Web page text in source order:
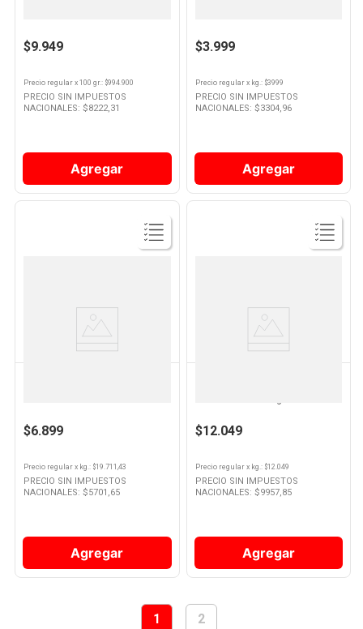
$9.949
Precio regular x 100 gr.: $994.900
PRECIO SIN IMPUESTOS
NACIONALES: $8222,31
Agregar
$3.999
Precio regularx kg.: $3999
PRECIO SIN IMPUESTOS
NACIONALES: $3304,96
Agregar
Ver
Producto
$6.899
Precio regular x kg. : $19.711,43
PRECIO SIN IMPUESTOS
NACIONALES: $5701,65
Agregar
Ver
Producto
$12.049
Precio regularx kg. : $12.049
PRECIO SIN IMPUESTOS
NACIONALES: $9957,85
Agregar
1 2